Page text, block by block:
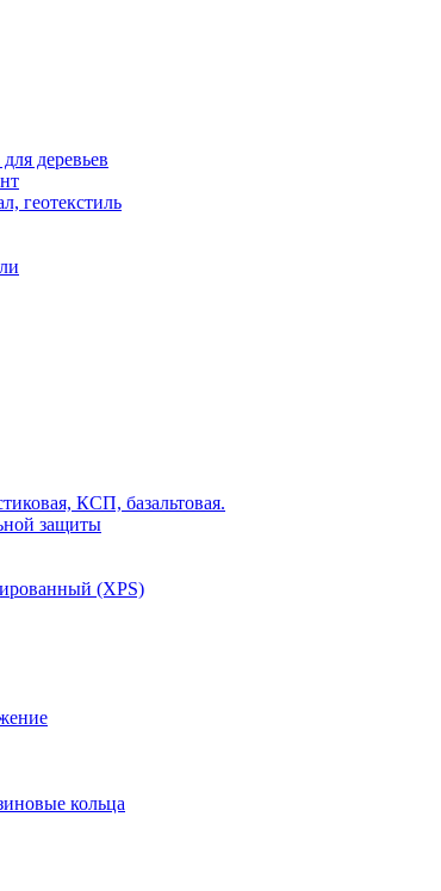
деревьев
геотекстиль
КСП, базальтовая.
защиты
(XPS)
кольца